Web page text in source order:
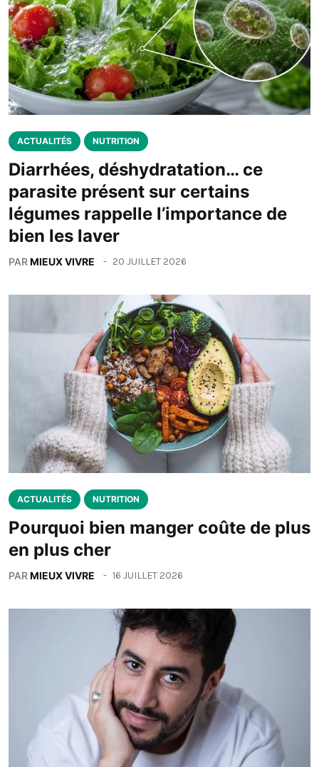
ACTUALITÉS NUTRITION
Diarrhées, déshydratation… ce
parasite présent sur certains
légumes rappelle l’importance de
bien les laver
PARMIEUX VIVRE 20 JUILLET 2026
ACTUALITÉS NUTRITION
Pourquoi bien manger coûte de plus
en plus cher
PARMIEUX VIVRE 16 JUILLET 2026